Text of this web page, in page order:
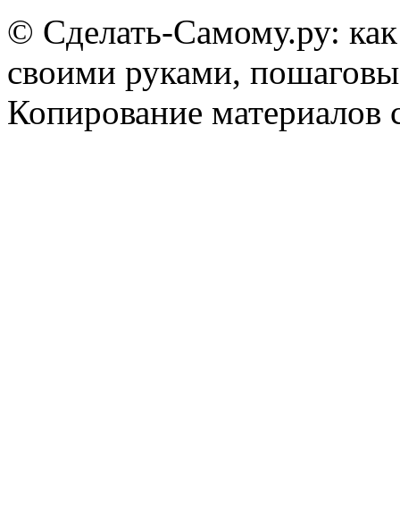
© Сделать-Самому.ру:
своими руками,
Копирование материалов